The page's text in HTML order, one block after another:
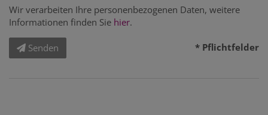
Wir verarbeiten Ihre personenbezogenen Daten, weitere
Informationen finden Sie hier.
Senden * Pflichtfelder